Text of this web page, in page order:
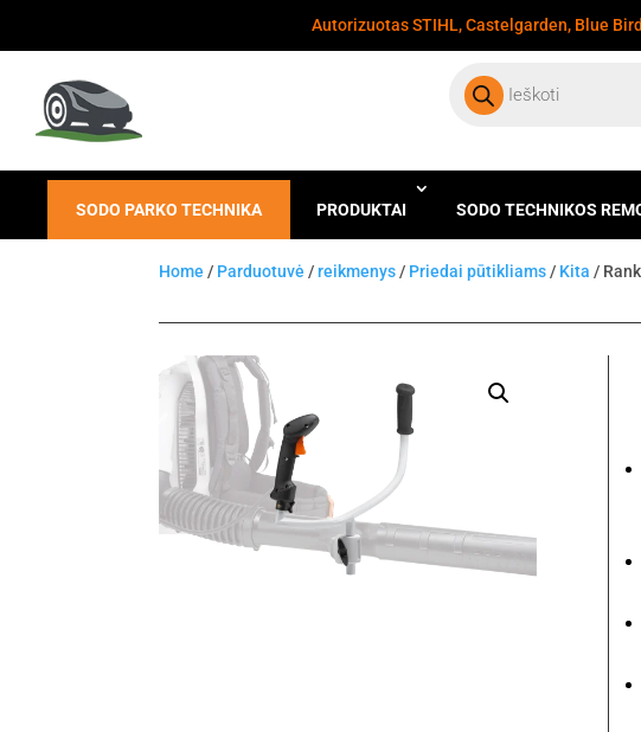
Autorizuotas STIHL, Castelgarden, Blue
search
SODO PARKO TECHNIKA PRODUKTAI SODO TECHNIKOS
Home / Parduotuvė /reikmenys / Priedai pūtikliams / Kita /